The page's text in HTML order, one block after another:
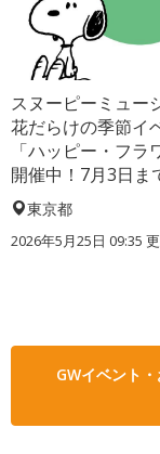
スヌーピーミュー
花だらけの季節イ
「ハッピー・フラ
開催中！7月3日ま
東京都
2026年5月25日 09:35
GWイベント